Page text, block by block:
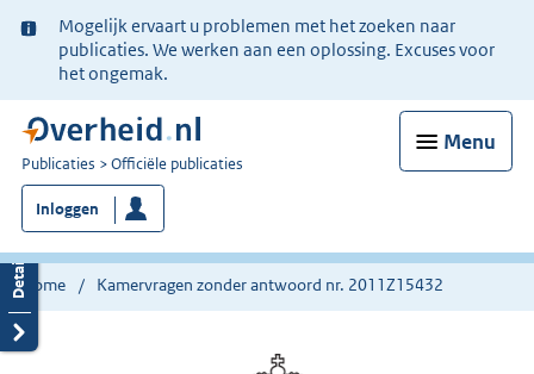
Ter
informatie:
Mogelijk ervaart u problemen met het zoeken naar
publicaties. We werken aan een oplossing. Excuses voor
het ongemak.
Menu
U
bent
nu
hier:
Publicaties Officiële publicaties
Inloggen
Home Kamervragen zonder antwoord nr. 2011Z15432